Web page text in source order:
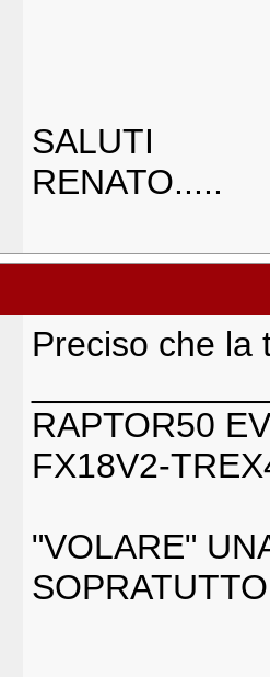
SALUTI
RENATO.....
Preciso che la
RAPTOR50
FX18V2-
"VOLARE"